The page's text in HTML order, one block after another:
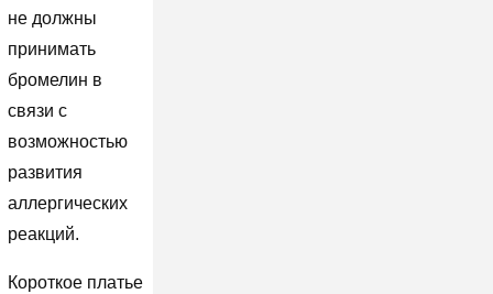
не должны
принимать
бромелин в
связи с
возможностью
развития
аллергических
реакций.
Короткое платье